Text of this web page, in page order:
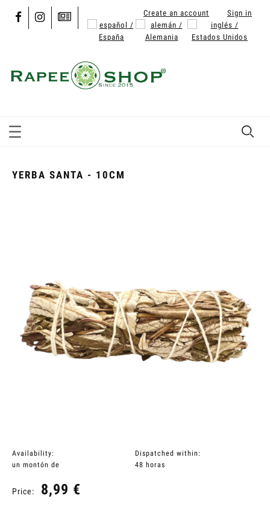
Create an account Sign in
YERBA SANTA - 10CM
Availability:
un montón de
Dispatched within:
48 horas
Price: 8,99 €